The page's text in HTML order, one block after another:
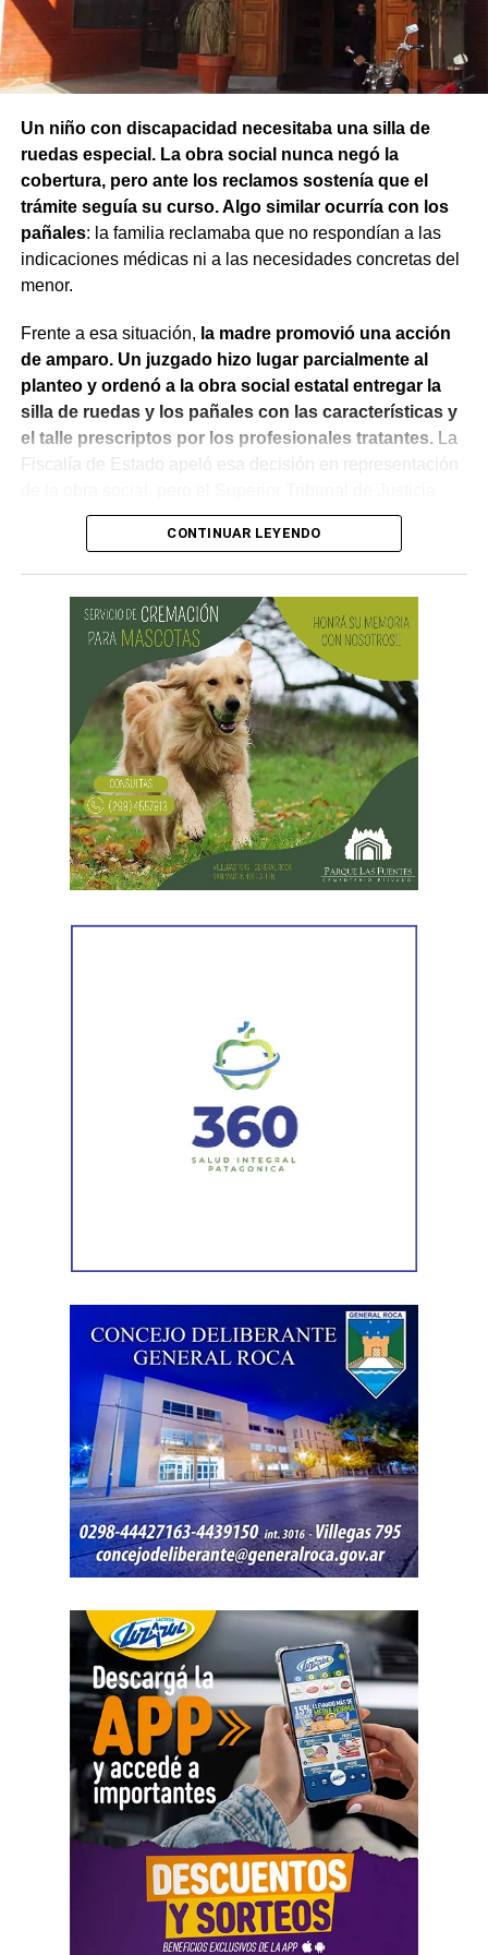
permanezcan detenidos durante un mes mientras
continúa la investigación.
Un niño con discapacidad necesitaba una silla de
ruedas especial. La obra social nunca negó la
cobertura, pero ante los reclamos sostenía que el
trámite seguía su curso. Algo similar ocurría con los
pañales: la familia reclamaba que no respondían a las
indicaciones médicas ni a las necesidades concretas del
menor.
Frente a esa situación, la madre promovió una acción
de amparo. Un juzgado hizo lugar parcialmente al
planteo y ordenó a la obra social estatal entregar la
silla de ruedas y los pañales con las características y
el talle prescriptos por los profesionales tratantes.La
Fiscalía de Estado apeló esa decisión en representación
confirmó el fallo.
vinculada con «los plazos propios del régimen de
contrataciones públicas y los requerimientos de auditoría
médica», y no con un rechazo de la cobertura. También
señaló que la silla de ruedas se encontraba en trámite y
que las prestaciones habían sido autorizadas.
El Superior Tribunal entendió que esos argumentos no
alcanzaban para modificar la sentencia. Señaló que la
obra social puso el acento en los procedimientos
administrativos, pero no logró rebatir los fundamentos
centrales del fallo de primera instancia.
En relación con los pañales, el STJ advirtió que el
niño. Además, observó que la propia auditoría reconocía
que el cambio de talle todavía estaba pendiente.
La sentencia también valoró que la madre había
informado una mejoría en el cuadro de dermatitis de su
hijo luego del cambio de marca y remarcó que esa
El STJ descartó que la sentencia implicara una
intromisión en el funcionamiento de la obra social.
Explicó que la exhortación para que la obra social actúe
«en forma diligente, rápida y oportuna» no modifica el
régimen de contrataciones ni los procedimientos de
auditoría interna, sino que «se limita a instar una mayor
diligencia administrativa, sin imponer modalidad, plazo ni
procedimiento específico». Esa medida, concluyó, no
representa una extralimitación de las competencias
judiciales.
La sentencia recordó que los niños y las personas con
discapacidad se encuentran en una situación de especial
vulnerabilidad y que el Estado debe brindarles una
protección reforzada. En ese sentido, afirmó que las
políticas públicas deben garantizar «el nivel de vida más
alto posible», especialmente en materia de salud,
rehabilitación e integración social.
CONTINUAR LEYENDO